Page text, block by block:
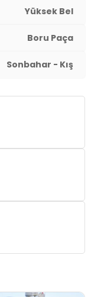
Yüksek Bel
Boru Paça
Sonbahar - Kış